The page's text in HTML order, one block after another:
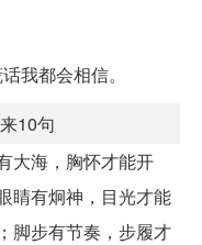
我都会相信。
10句
大海，胸怀才能开
睛有炯神，目光才能
脚步有节奏，步履才